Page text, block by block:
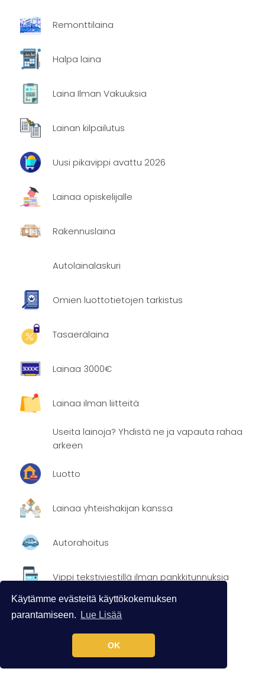
Käytämme evästeitä käyttökokemuksen
parantamiseen.
Lue Lisää
OK
Remonttilaina
Halpa laina
Laina Ilman Vakuuksia
Lainan kilpailutus
Uusi pikavippi avattu 2026
Lainaa opiskelijalle
Rakennuslaina
Autolainalaskuri
Omien luottotietojen tarkistus
Tasaerälaina
Lainaa 3000€
Lainaa ilman liitteitä
Useita lainoja? Yhdistä ne ja vapauta rahaa
arkeen
Luotto
Lainaa yhteishakijan kanssa
Autorahoitus
Vippi tekstiviestillä ilman pankkitunnuksia
Suosituimmat